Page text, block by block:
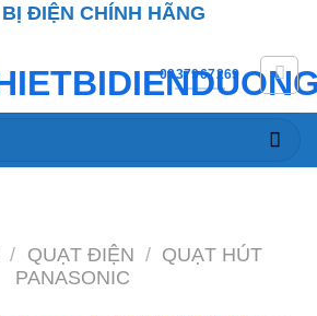
ĐIỆN CHÍNH HÃNG
0937967269
/ QUẠT ĐIỆN / QUẠT HÚT
PANASONIC